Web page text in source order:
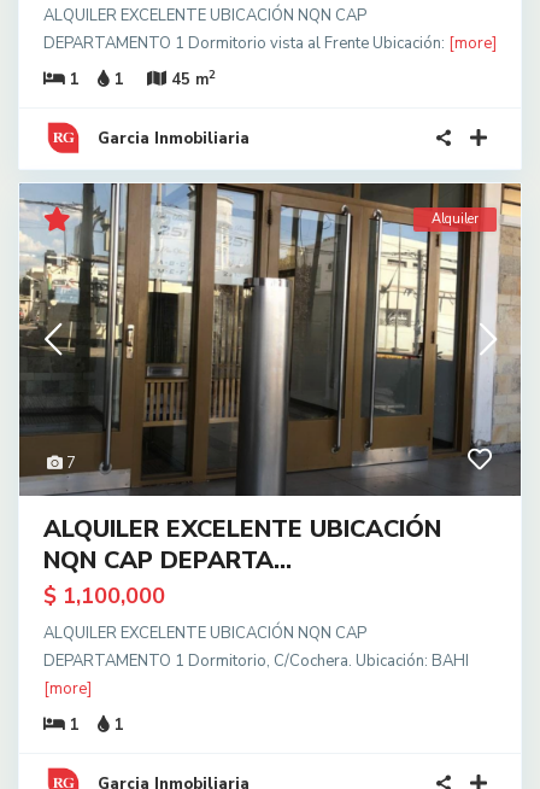
ALQUILER EXCELENTE UBICACIÓN NQN CAP
DEPARTAMENTO 1 Dormitorio vista al Frente Ubicación: [more]
1
1 45 m2
Garcia Inmobiliaria
7
Alquiler
ALQUILER EXCELENTE UBICACIÓN
NQN CAP DEPARTA...
$ 1,100,000
ALQUILER EXCELENTE UBICACIÓN NQN CAP
DEPARTAMENTO 1 Dormitorio, C/Cochera. Ubicación: BAHI
[more]
1
1